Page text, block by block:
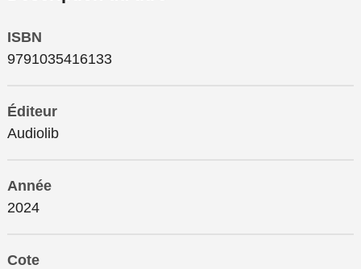
ISBN
9791035416133
Éditeur
Audiolib
Année
2024
Cote